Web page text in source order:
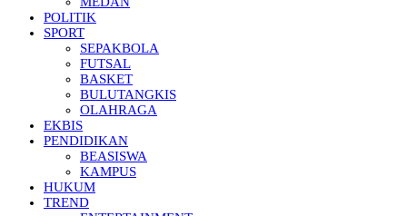
POLITIK
SPORT
SEPAKBOLA
FUTSAL
BASKET
BULUTANGKIS
OLAHRAGA
EKBIS
PENDIDIKAN
BEASISWA
KAMPUS
HUKUM
TREND